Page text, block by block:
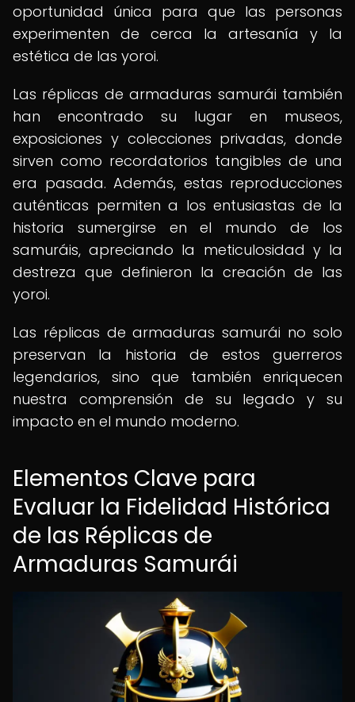
oportunidad única para que las personas
experimenten de cerca la artesanía y la
estética de las yoroi.
Las réplicas de armaduras samurái también
han encontrado su lugar en museos,
exposiciones y colecciones privadas, donde
sirven como recordatorios tangibles de una
era pasada. Además, estas reproducciones
auténticas permiten a los entusiastas de la
historia sumergirse en el mundo de los
samuráis, apreciando la meticulosidad y la
destreza que definieron la creación de las
yoroi.
Las réplicas de armaduras samurái no solo
preservan la historia de estos guerreros
legendarios, sino que también enriquecen
nuestra comprensión de su legado y su
impacto en el mundo moderno.
Elementos Clave para
Evaluar la Fidelidad Histórica
de las Réplicas de
Armaduras Samurái